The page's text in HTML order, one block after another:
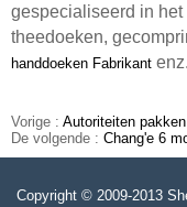
gespecialiseerd in
theedoeken,
handdoeken Fabrikant enz.
Vorige : Autoriteiten
De volgende : Chang'e 6
Copyright © 2009-2013